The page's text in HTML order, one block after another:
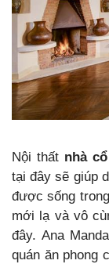
Nội thất nhà
tại đây sẽ giúp
được sống
mới lạ và vô
đây. Ana
quán ăn phong